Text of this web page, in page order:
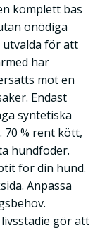
komplett bas
onödiga
utvalda för att
har
mot en
Endast
syntetiska
70 % rent kött,
hundfoder.
för din hund.
Anpassa
gör att